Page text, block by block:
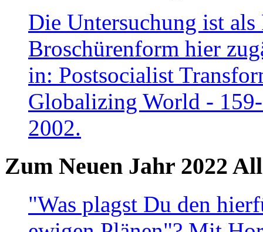
Die Untersuchung ist
Broschürenform hier
in: Postsocialist
Globalizing World -
2002.
Zum Neuen Jahr 2022
"Was plagst Du den